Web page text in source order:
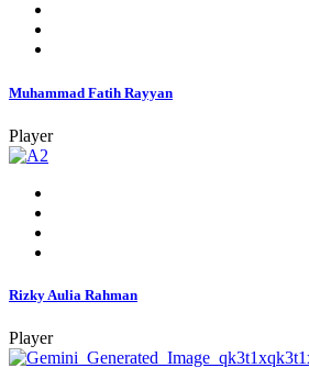
Muhammad Fatih Rayyan
Player
Rizky Aulia Rahman
Player